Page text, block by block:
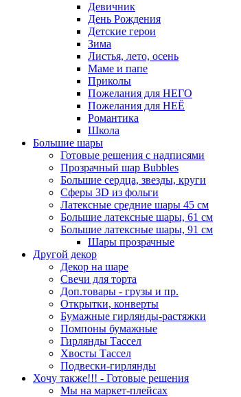
Девичник
День Рождения
Детские герои
Зима
Листья, лето, осень
Маме и папе
Приколы
Пожелания для НЕГО
Пожелания для НЕЁ
Романтика
Школа
Большие шары
Готовые решения с надписями
Прозрачный шар Bubbles
Большие сердца, звезды, круги
Сферы 3D из фольги
Латексные средние шары 45 см
Большие латексные шары, 61 см
Большие латексные шары, 91 см
Шары прозрачные
Другой декор
Декор на шаре
Свечи для торта
Доп.товары - грузы и пр.
Открытки, конверты
Бумажные гирлянды-растяжки
Помпоны бумажные
Гирлянды Тассел
Хвосты Тассел
Подвески-гирлянды
Хочу также!!! - Готовые решения
Мы на маркет-плейсах